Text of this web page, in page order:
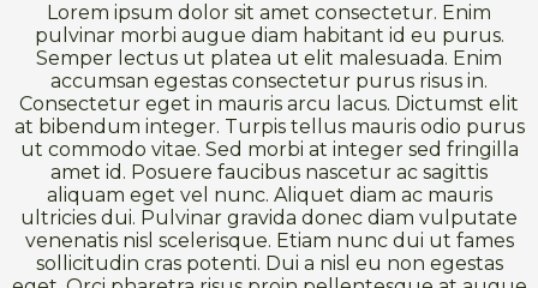
Lorem ipsum dolor sit amet consectetur. Enim
pulvinar morbi augue diam habitant id eu purus.
Semper lectus ut platea ut elit malesuada. Enim
accumsan egestas consectetur purus risus in.
Consectetur eget in mauris arcu lacus. Dictumst elit
at bibendum integer. Turpis tellus mauris odio purus
ut commodo vitae. Sed morbi at integer sed fringilla
amet id. Posuere faucibus nascetur ac sagittis
aliquam eget vel nunc. Aliquet diam ac mauris
ultricies dui. Pulvinar gravida donec diam vulputate
venenatis nisl scelerisque. Etiam nunc dui ut fames
sollicitudin cras potenti. Dui a nisl eu non egestas